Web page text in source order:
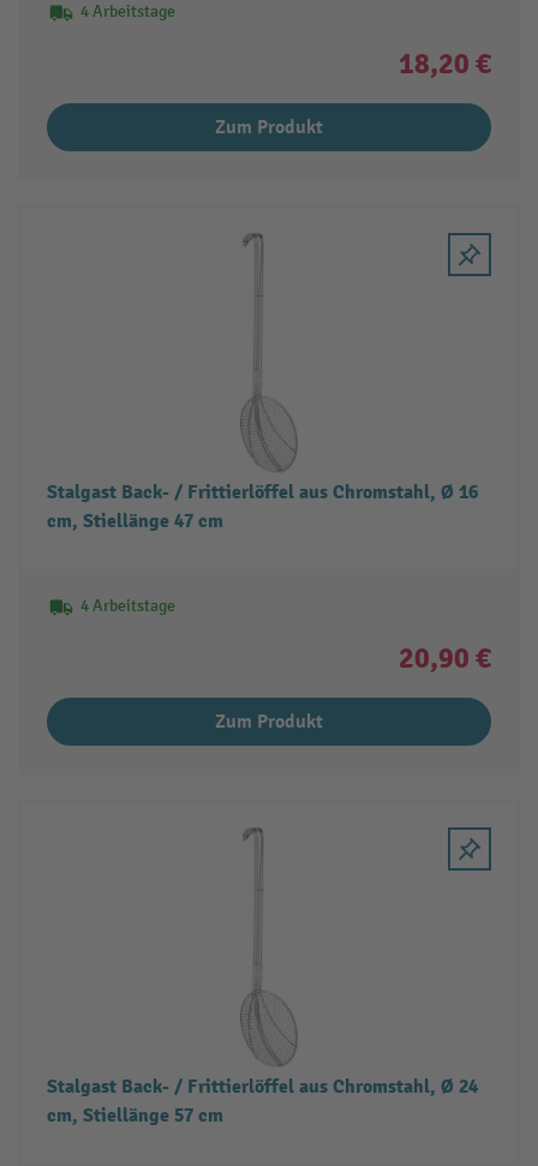
4 Arbeitstage
18,20 €
Zum Produkt
Stalgast Back- / Frittierlöffel aus Chromstahl, Ø 16
cm, Stiellänge 47 cm
4 Arbeitstage
20,90 €
Zum Produkt
Stalgast Back- / Frittierlöffel aus Chromstahl, Ø 24
cm, Stiellänge 57 cm